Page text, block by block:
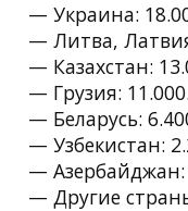
— Украина:
— Литва,
— Казахстан:
— Грузия:
— Беларусь:
— Узбекистан:
— Азербайджан:
— Другие